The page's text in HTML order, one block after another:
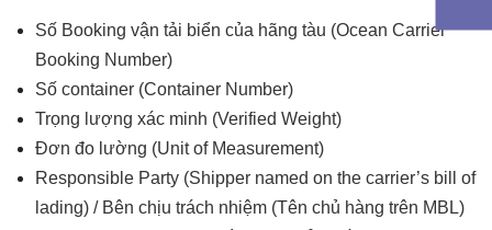
Số Booking vận tải biển của hãng tàu (Ocean Carrier
Booking Number)
Số container (Container Number)
Trọng lượng xác minh (Verified Weight)
Đơn đo lường (Unit of Measurement)
Responsible Party (Shipper named on the carrier’s bill of
lading) / Bên chịu trách nhiệm (Tên chủ hàng trên MBL)